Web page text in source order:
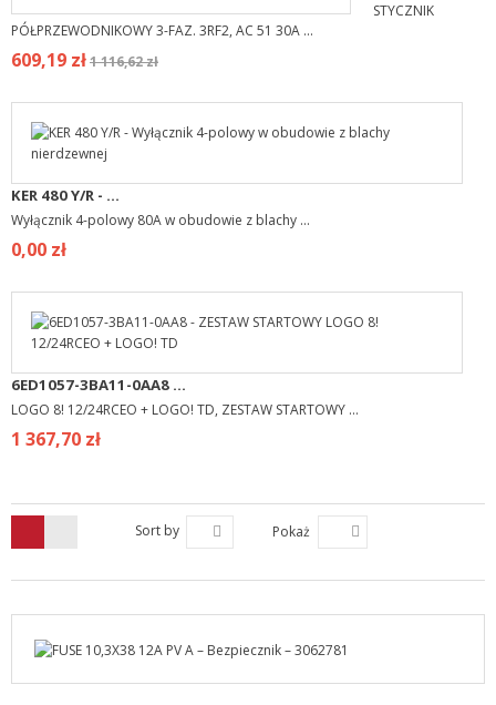
STYCZNIK
PÓŁPRZEWODNIKOWY 3-FAZ. 3RF2, AC 51 30A ...
609,19 zł1 116,62 zł
KER 480 Y/R - ...
Wyłącznik 4-polowy 80A w obudowie z blachy ...
0,00 zł
6ED1057-3BA11-0AA8 ...
LOGO 8! 12/24RCEO + LOGO! TD, ZESTAW STARTOWY ...
1 367,70 zł
Sort by Pokaż